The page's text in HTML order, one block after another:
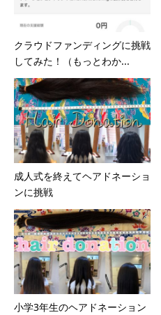
クラウドファンディングに挑戦
してみた！（もっとわか...
成人式を終えてヘアドネーショ
ンに挑戦
小学3年生のヘアドネーション